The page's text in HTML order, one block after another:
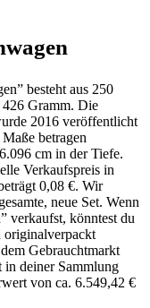
besteht aus 250
Gramm. Die
2016 veröffentlicht
betragen
cm in der Tiefe.
Verkaufspreis in
0,08 €. Wir
neue Set. Wenn
verkaufst, könntest du
originalverpackt
Gebrauchtmarkt
in deiner Sammlung
von ca. 6.549,42 €